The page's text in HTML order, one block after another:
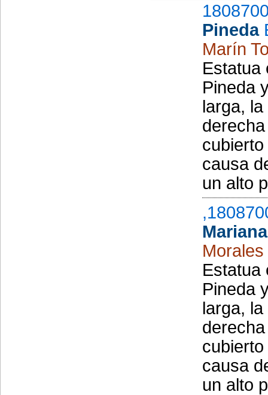
Pineda
Marín
Estatua
Pineda
larga,
causa
un alto
Estatua
Pineda
larga,
causa
un alto